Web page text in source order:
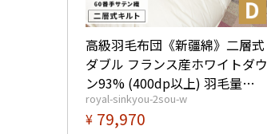
高級羽毛布団《新疆綿》二層式
ダブル フランス産ホワイトダウ
ン93% (400dp以上) 羽毛量
1.8kg 【5つ星ロイヤルゴールド
取得】【グッドふとんマーク取
royal-sinkyou-2sou-w
¥ 79,970